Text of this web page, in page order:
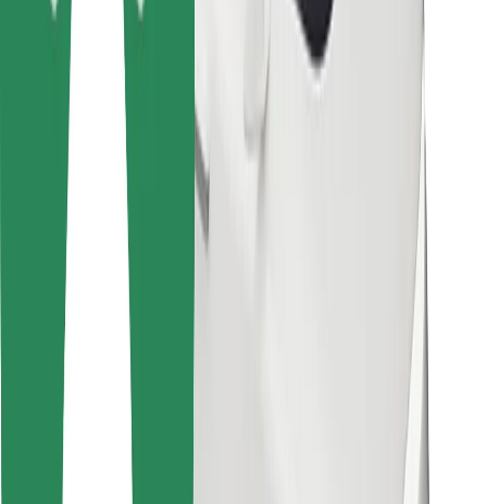
Sütik
Biztonság
Pár perc alatt ott vagyunk érted!
Bolt alkalmazás letöltése
Találd meg kedvenc ételedet!
Bolt Food app letöltése